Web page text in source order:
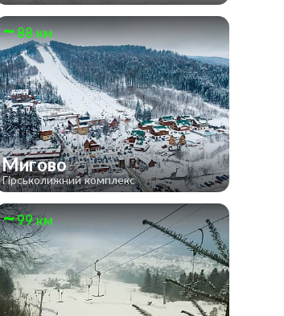
88 км
Мигово
Гірськолижний комплекс
99 км